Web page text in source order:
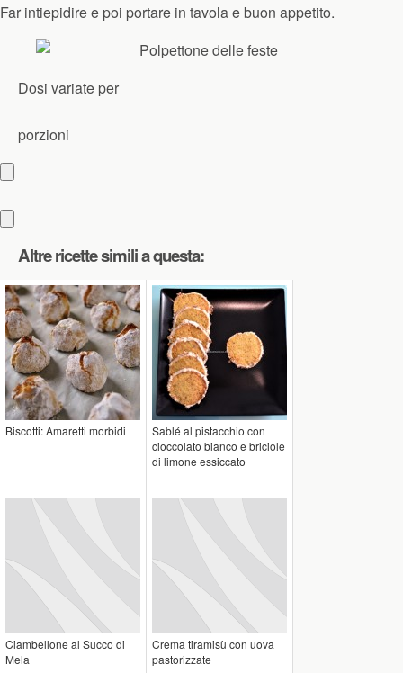
Far intiepidire e poi portare in tavola e buon appetito.
Dosi variate per
porzioni
Altre ricette simili a questa:
Biscotti: Amaretti morbidi
Sablé al pistacchio con
cioccolato bianco e briciole
di limone essiccato
Ciambellone al Succo di
Mela
Crema tiramisù con uova
pastorizzate